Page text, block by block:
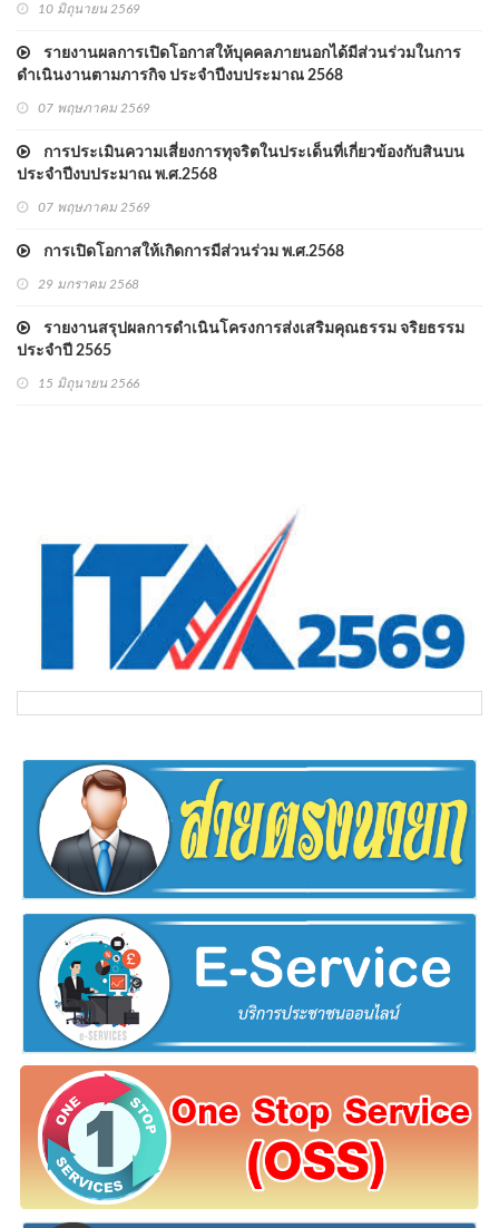
10 มิถุนายน 2569
รายงานผลการเปิดโอกาสให้บุคคลภายนอกได้มีส่วนร่วมในการ
ดำเนินงานตามภารกิจ ประจำปีงบประมาณ 2568
07 พฤษภาคม 2569
การประเมินความเสี่ยงการทุจริตในประเด็นที่เกี่ยวข้องกับสินบน
ประจำปีงบประมาณ พ.ศ.2568
07 พฤษภาคม 2569
การเปิดโอกาสให้เกิดการมีส่วนร่วม พ.ศ.2568
29 มกราคม 2568
รายงานสรุปผลการดำเนินโครงการส่งเสริมคุณธรรม จริยธรรม
ประจำปี 2565
15 มิถุนายน 2566